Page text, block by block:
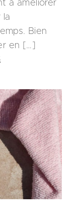
à améliorer
la
Bien
en […]